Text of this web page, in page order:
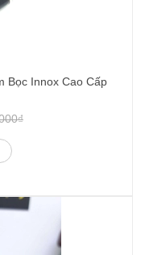
Bọc Innox Cao Cấp